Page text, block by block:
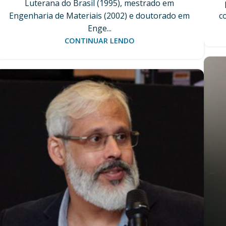
Luterana do Brasil (1995), mestrado em
Engenharia de Materiais (2002) e doutorado em
Enge...
CONTINUAR LENDO